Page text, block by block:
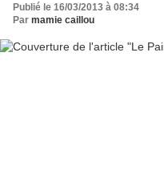
Publié le 16/03/2013 à 08:34
Par mamie caillou